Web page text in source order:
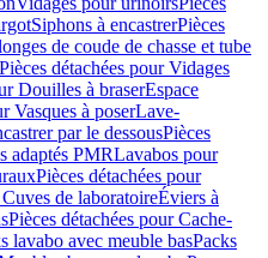
Siphons à encastrerPièces
de coude de chasse et tube
Pièces détachées pour Vidages
Douilles à braserEspace
Vasques à poserLave-
par le dessousPièces
adaptés PMRLavabos pour
Pièces détachées pour
de laboratoireÉviers à
Pièces détachées pour Cache-
lavabo avec meuble basPacks